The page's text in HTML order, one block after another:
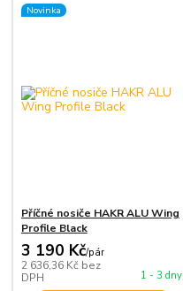
Novinka
Příčné nosiče HAKR ALU Wing
Profile Black
3 190 Kč/pár
2 636,36 Kč bez
DPH
1 - 3 dny